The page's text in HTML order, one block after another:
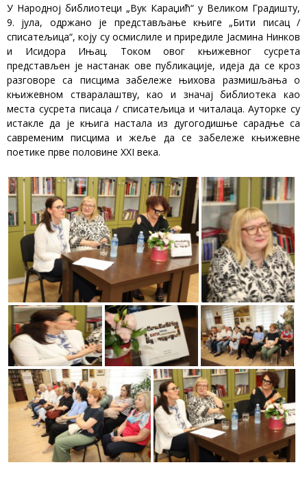
У Народној библиотеци „Вук Караџић“ у Великом Градишту,
9. јула, одржано је представљање књиге „Бити писац /
списатељица“, коју су осмислиле и приредиле Јасмина Нинков
и Исидора Ињац. Током овог књижевног сусрета
представљен је настанак ове публикације, идеја да се кроз
разговоре са писцима забележе њихова размишљања о
књижевном стваралаштву, као и значај библиотека као
места сусрета писаца / списатељица и читалаца. Ауторке су
истакле да је књига настала из дугогодишње сарадње са
савременим писцима и жеље да се забележе књижевне
поетике прве половине XXI века.